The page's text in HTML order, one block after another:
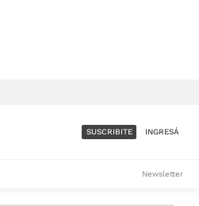
SUSCRIBITE INGRESÁ
Newsletter